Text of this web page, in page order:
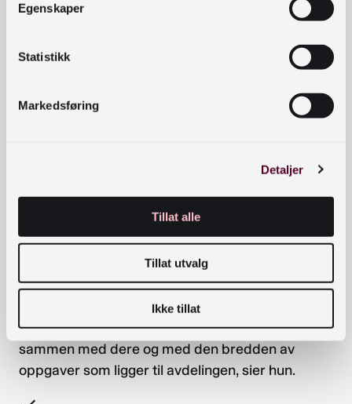
Egenskaper
Statistikk
Markedsføring
Detaljer
Tillat alle
Tillat utvalg
Ikke tillat
1. februar begynner Grete i Nasjonalbiblioteket og
lede den nye bibliotektjenesteavdelingen der vi
bibliotek, tilrettelagt litteratur, digital formidling og
velfungerende samarbeid i biblioteksektoren og
samhandling med bokbransjen, og ikke minst til
god bibliotekpolitikk og bibliotekutvikling, er noe
jeg virkelig ser frem til å jobbe med. Bibliotekenes
betydning på samfunnsnivå og for
enkeltmennesker er vanskelig å overvurdere, og
jeg gleder meg derfor ordentlig til å jobbe
sammen med dere og med den bredden av
oppgaver som ligger til avdelingen, sier hun.